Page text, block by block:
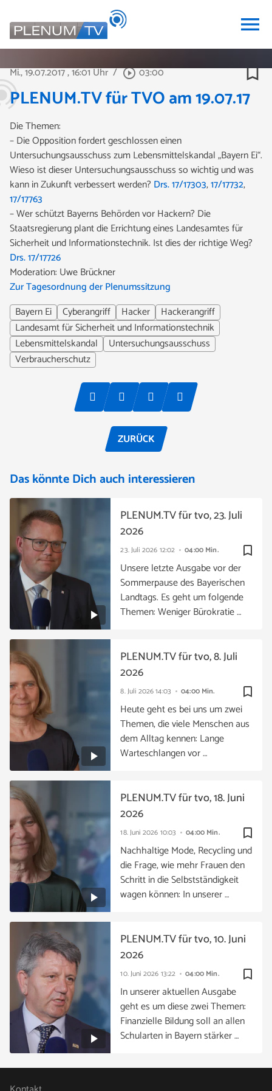
menu
Mi., 19.07.2017, 16:01 Uhr / play_circle_outline03:00 bookmark_border
PLENUM.TV für TVO am 19.07.17
Die Themen:
– Die Opposition fordert geschlossen einen
Untersuchungsausschuss zum Lebensmittelskandal „Bayern Ei“.
Wieso ist dieser Untersuchungsausschuss so wichtig und was
kann in Zukunft verbessert werden? Drs. 17/17303,17/17732,
17/17763
– Wer schützt Bayerns Behörden vor Hackern? Die
Staatsregierung plant die Errichtung eines Landesamtes für
Sicherheit und Informationstechnik. Ist dies der richtige Weg?
Drs. 17/17726
Moderation: Uwe Brückner
Zur Tagesordnung der Plenumssitzung
Bayern Ei
Cyberangriff Hacker
Hackerangriff
Landesamt für Sicherheit und Informationstechnik
Lebensmittelskandal
Untersuchungsausschuss
Verbraucherschutz
ZURÜCK
Das könnte Dich auch interessieren
bookmark_border
23. Juli 2026 12:02 04:00 Min.
PLENUM.TV für tvo, 23. Juli
2026
Unsere letzte Ausgabe vor der
Sommerpause des Bayerischen
Landtags. Es geht um folgende
Themen: Weniger Bürokratie …
bookmark_border
8. Juli 202614:03 04:00 Min.
PLENUM.TV für tvo, 8. Juli
2026
Heute geht es bei uns um zwei
Themen, die viele Menschen aus
dem Alltag kennen: Lange
Warteschlangen vor …
bookmark_border
18. Juni 2026 10:03 04:00 Min.
PLENUM.TV für tvo, 18. Juni
2026
Nachhaltige Mode, Recycling und
die Frage, wie mehr Frauen den
Schritt in die Selbstständigkeit
wagen können: In unserer …
bookmark_border
10. Juni 2026 13:22 04:00 Min.
PLENUM.TV für tvo, 10. Juni
2026
In unserer aktuellen Ausgabe
geht es um diese zwei Themen:
Finanzielle Bildung soll an allen
Schularten in Bayern stärker …